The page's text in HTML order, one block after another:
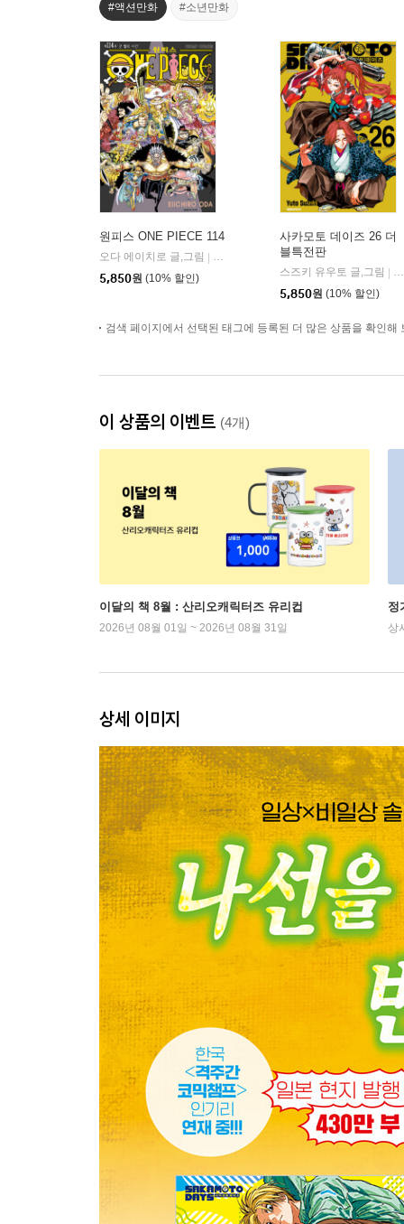
#액션만화 #소년만화
원피스 ONE PIECE 114
오다 에이치로 글,그림
대원
5,850원 (10% 할인)
사카모토 데이즈 26 더
블특전판
스즈키 유우토 글,그림
5,850원 (10% 할인)
검색 페이지에서 선택된 태그에 등록된 더 많은 상품을 확인해
이 상품의 이벤트 (4개)
이달의 책 8월 : 산리오캐릭터즈 유리컵
2026년 08월 01일 ~ 2026년 08월 31일
정
상
상세 이미지